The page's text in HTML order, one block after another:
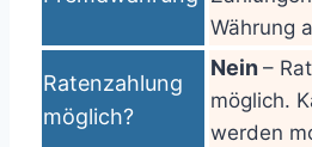
Währung
Ratenzahlung
möglich?
Nein –
möglich.
werden